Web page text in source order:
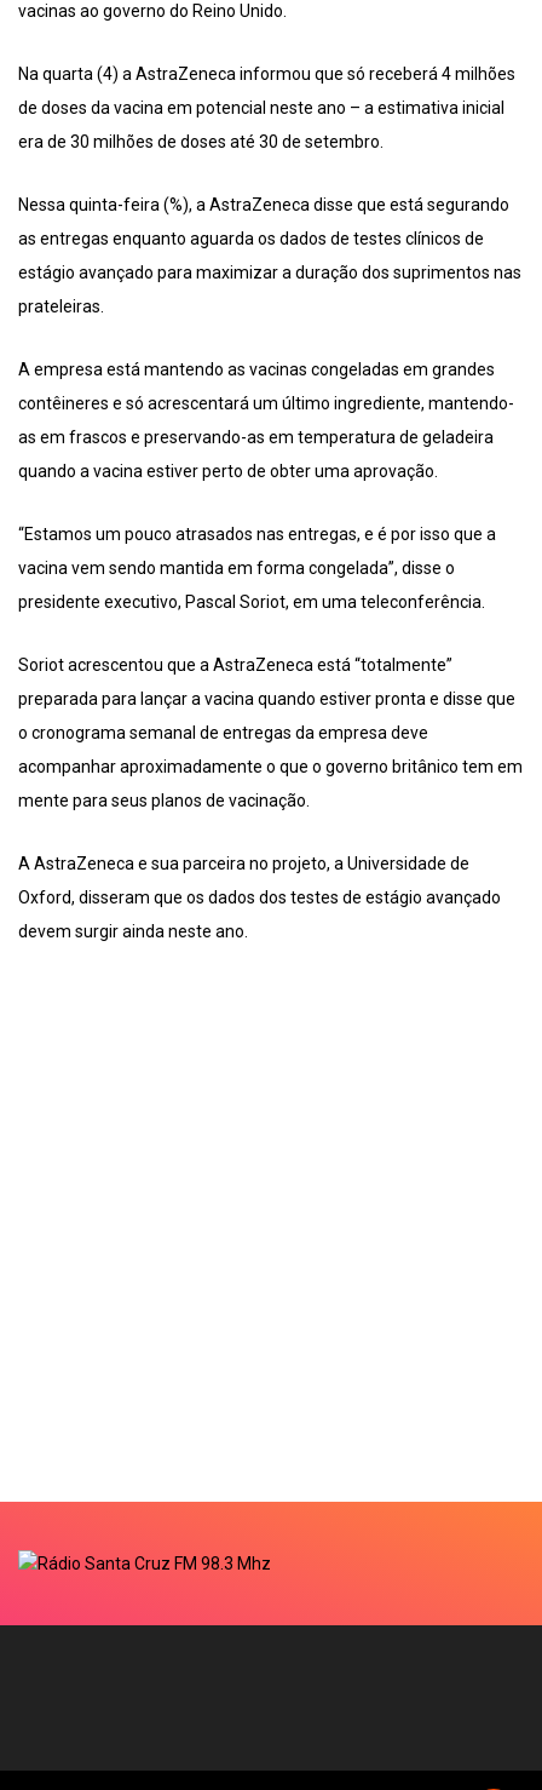
vacinas ao governo do Reino Unido.
Na quarta (4) a AstraZeneca informou que só receberá 4 milhões
de doses da vacina em potencial neste ano – a estimativa inicial
era de 30 milhões de doses até 30 de setembro.
Nessa quinta-feira (%), a AstraZeneca disse que está segurando
as entregas enquanto aguarda os dados de testes clínicos de
estágio avançado para maximizar a duração dos suprimentos nas
prateleiras.
A empresa está mantendo as vacinas congeladas em grandes
contêineres e só acrescentará um último ingrediente, mantendo-
as em frascos e preservando-as em temperatura de geladeira
quando a vacina estiver perto de obter uma aprovação.
“Estamos um pouco atrasados nas entregas, e é por isso que a
vacina vem sendo mantida em forma congelada”, disse o
presidente executivo, Pascal Soriot, em uma teleconferência.
Soriot acrescentou que a AstraZeneca está “totalmente”
preparada para lançar a vacina quando estiver pronta e disse que
o cronograma semanal de entregas da empresa deve
acompanhar aproximadamente o que o governo britânico tem em
mente para seus planos de vacinação.
A AstraZeneca e sua parceira no projeto, a Universidade de
Oxford, disseram que os dados dos testes de estágio avançado
devem surgir ainda neste ano.